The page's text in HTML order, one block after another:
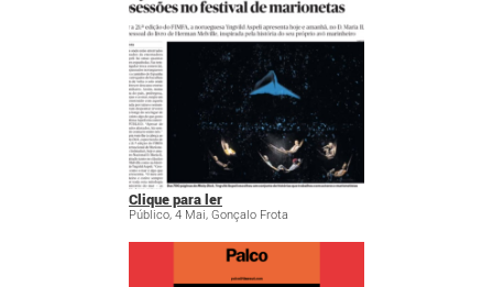
Clique para ler
Público, 4 Mai, Gonçalo Frota